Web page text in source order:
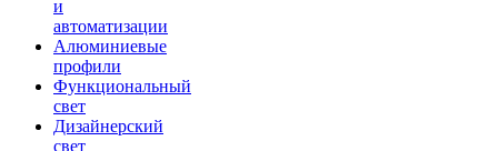
и
автоматизации
Алюминиевые
профили
Функциональный
свет
Дизайнерский
свет